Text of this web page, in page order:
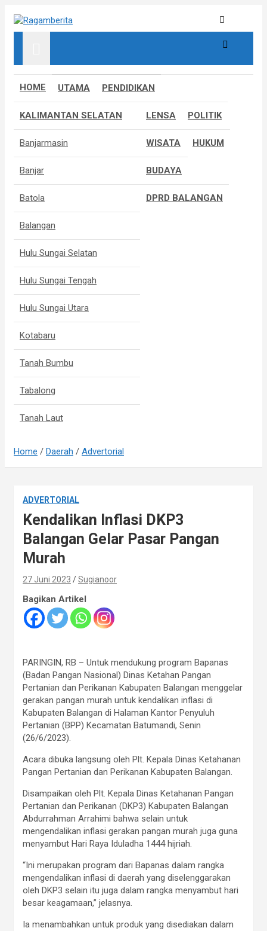
content
Ragamberita
Informatif, Edukatif & Inpiratif
HOME UTAMA PENDIDIKAN
KALIMANTAN SELATAN
Banjarmasin
Banjar
Batola
Balangan
Hulu Sungai Selatan
Hulu Sungai Tengah
Hulu Sungai Utara
Kotabaru
Tanah Bumbu
Tabalong
Tanah Laut
LENSA POLITIK
WISATA HUKUM
BUDAYA
DPRD BALANGAN
Home Daerah Advertorial
ADVERTORIAL
Kendalikan Inflasi DKP3
Balangan Gelar Pasar Pangan
Murah
27 Juni 2023 Sugianoor
Bagikan Artikel
PARINGIN, RB – Untuk mendukung program Bapanas
(Badan Pangan Nasional) Dinas Ketahan Pangan
Pertanian dan Perikanan Kabupaten Balangan menggelar
gerakan pangan murah untuk kendalikan inflasi di
Kabupaten Balangan di Halaman Kantor Penyuluh
Pertanian (BPP) Kecamatan Batumandi, Senin
(26/6/2023).
Acara dibuka langsung oleh Plt. Kepala Dinas Ketahanan
Pangan Pertanian dan Perikanan Kabupaten Balangan.
Disampaikan oleh Plt. Kepala Dinas Ketahanan Pangan
Pertanian dan Perikanan (DKP3) Kabupaten Balangan
Abdurrahman Arrahimi bahwa selain untuk
mengendalikan inflasi gerakan pangan murah juga guna
menyambut Hari Raya Iduladha 1444 hijriah.
“Ini merupakan program dari Bapanas dalam rangka
mengendalikan inflasi di daerah yang diselenggarakan
oleh DKP3 selain itu juga dalam rangka menyambut hari
besar keagamaan,” jelasnya.
Ia menambahkan untuk produk yang disediakan dalam